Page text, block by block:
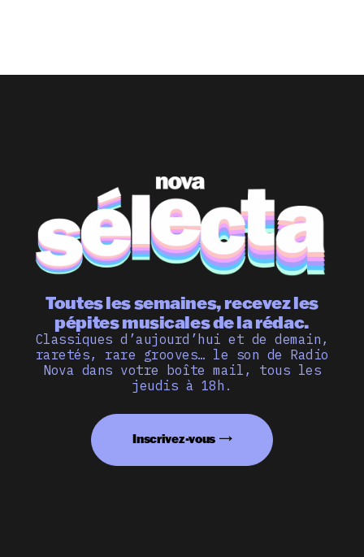
Toutes les semaines, recevez les
pépites musicales de la rédac.
Classiques d’aujourd’hui et de demain,
raretés, rare grooves… le son de Radio
Nova dans votre boîte mail, tous les
jeudis à 18h.
Inscrivez-vous